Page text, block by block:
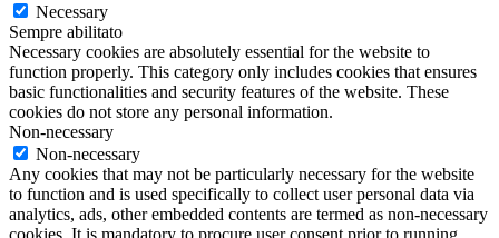
Necessary
Sempre abilitato
Necessary cookies are absolutely essential for the website to
function properly. This category only includes cookies that ensures
basic functionalities and security features of the website. These
cookies do not store any personal information.
Non-necessary
Non-necessary
Any cookies that may not be particularly necessary for the website
to function and is used specifically to collect user personal data via
analytics, ads, other embedded contents are termed as non-necessary
cookies. It is mandatory to procure user consent prior to running